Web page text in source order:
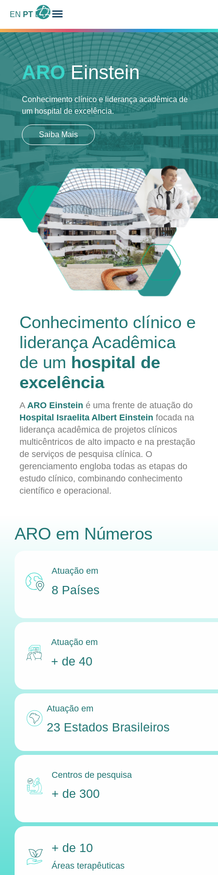
EN PT ES
ARO Einstein
Conhecimento clínico e liderança acadêmica de
um hospital de excelência.
Saiba Mais
Conhecimento clínico e
liderança Acadêmica
de um hospital de
excelência
A ARO Einstein é uma frente de atuação do
Hospital Israelita Albert Einstein focada na
liderança acadêmica de projetos clínicos
multicêntricos de alto impacto e na prestação
de serviços de pesquisa clínica. O
gerenciamento engloba todas as etapas do
estudo clínico, combinando conhecimento
científico e operacional.
ARO em Números
Atuação em
8 Países
Atuação em
+ de 40
Atuação em
23 Estados Brasileiros
Centros de pesquisa
+ de 300
+ de 10
Áreas terapêuticas